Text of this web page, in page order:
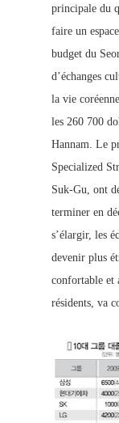
principale du
faire un
budget du
d’échanges
la vie
les 260 700
Hannam. Le
Specialized
Suk-Gu, ont
terminer en
s’élargir, les
devenir plus
confortable et
résidents, va